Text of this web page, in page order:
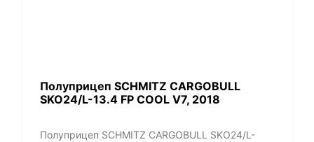
Полуприцеп SCHMITZ CARGOBULL
SKO24/L-13.4 FP COOL V7, 2018
Полуприцеп SCHMITZ CARGOBULL SKO24/L-